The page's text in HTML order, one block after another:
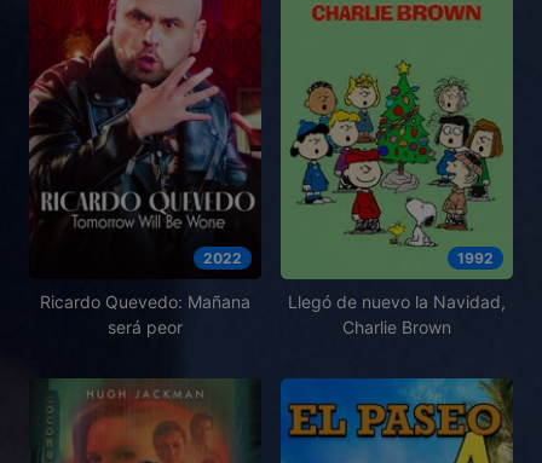
2022
Ricardo Quevedo: Mañana
será peor
1992
Llegó de nuevo la Navidad,
Charlie Brown